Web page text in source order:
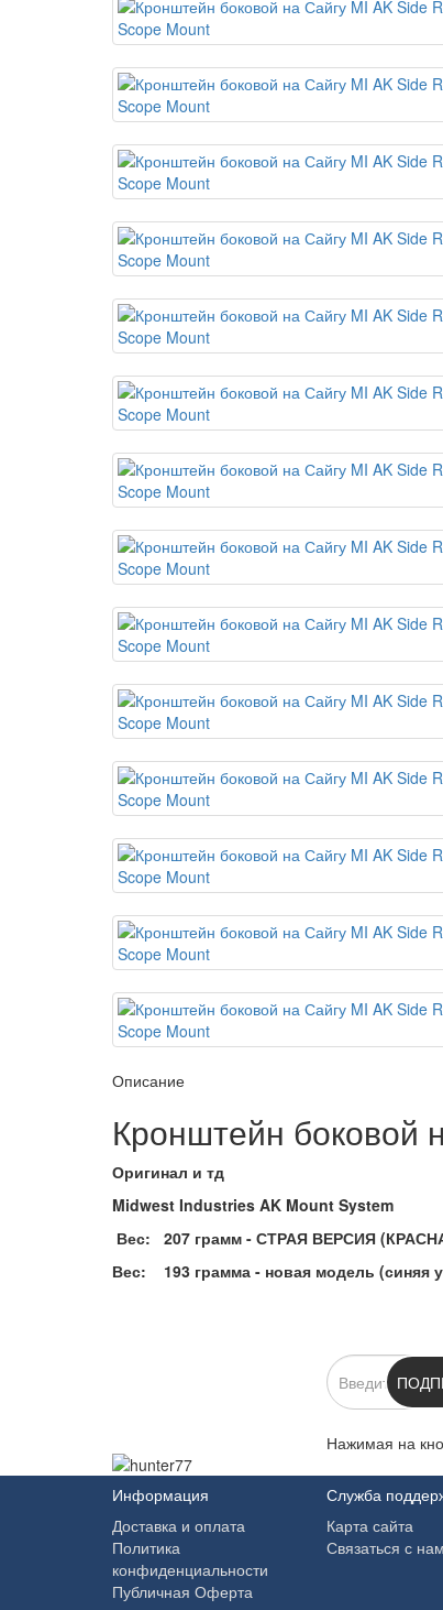
Описание
Кронштейн боковой
Оригинал и тд
Midwest Industries AK Mount System
Вес: 207 грамм - СТРАЯ ВЕРСИЯ
Вес: 193 грамма - новая модель (синяя
Нажимая на
Информация
Доставка и оплата
Политика
конфиденциальности
Публичная Оферта
Служба
Карта сайта
Связаться с